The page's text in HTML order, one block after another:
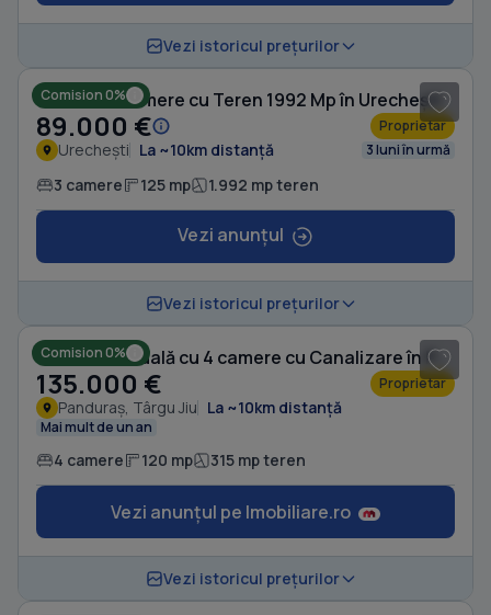
Vezi istoricul prețurilor
Comision 0%
Casă cu 3 camere cu Teren 1992 Mp în Urechești
89.000 € Proprietar
Urechești La ~10km distanță 3 luni în urmă
3 camere 125 mp 1.992 mp teren
Vezi anunțul
Vezi istoricul prețurilor
Comision 0% Casă individuală cu 4 camere cu Canalizare în Panduraș
135.000 € Proprietar
Panduraș, Târgu Jiu La ~10km distanță
Mai mult de un an
4 camere 120 mp 315 mp teren
Vezi anunțul pe Imobiliare.ro
Vezi istoricul prețurilor